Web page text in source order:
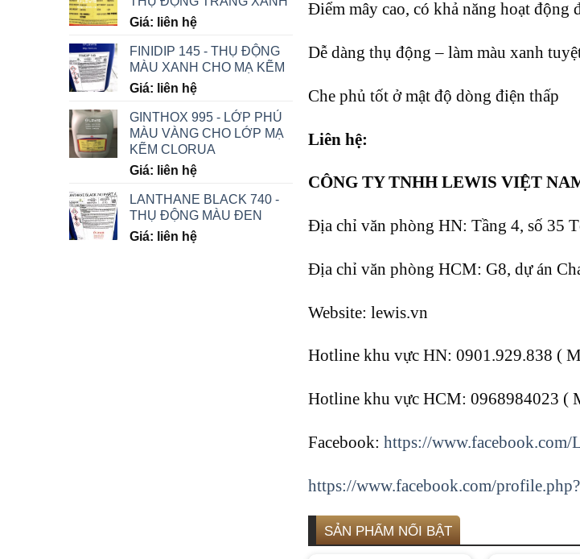
Giá: liên hệ
FINIDIP 145 - THỤ ĐỘNG
MÀU XANH CHO MẠ KẼM
Giá: liên hệ
GINTHOX 995 - LỚP PHỦ
MÀU VÀNG CHO LỚP MẠ
KẼM CLORUA
Giá: liên hệ
LANTHANE BLACK 740 -
THỤ ĐỘNG MÀU ĐEN
Giá: liên hệ
Điểm mây cao, có khả năng hoạt động
Dễ dàng thụ động – làm màu xanh
Che phủ tốt ở mật độ dòng điện thấp
Liên hệ:
CÔNG TY TNHH LEWIS VIỆT
Địa chỉ văn phòng HN: Tầng 4, số 35
Địa chỉ văn phòng HCM: G8, dự án
Website: lewis.vn
Hotline khu vực HN: 0901.929.838 (
Hotline khu vực HCM: 0968984023 (
Facebook:https://www.facebook.com/
https://www.facebook.com/
SẢN PHẨM NỔI BẬT